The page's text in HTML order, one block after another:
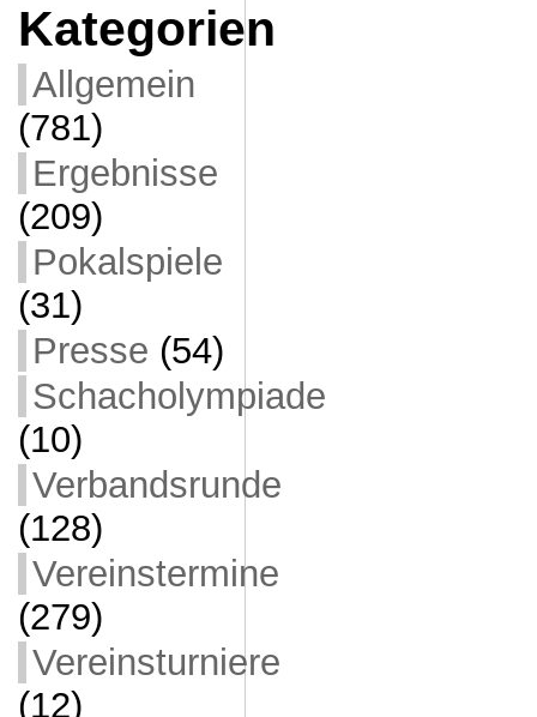
Kategorien
Allgemein
(781)
Ergebnisse
(209)
Pokalspiele
(31)
Presse (54)
Schacholympiade
(10)
Verbandsrunde
(128)
Vereinstermine
(279)
Vereinsturniere
(12)